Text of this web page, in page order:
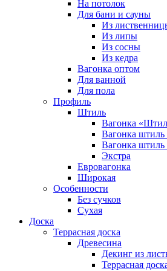
На потолок
Для бани и сауны
Из
Из липы
Из сосны
Из кедра
Вагонка оптом
Для ванной
Для пола
Профиль
Штиль
Вагонка
Вагонка штиль
Вагонка штиль
Экстра
Евровагонка
Широкая
Особенности
Без сучков
Сухая
Доска
Террасная доска
Древесина
Декинг из
Террасная